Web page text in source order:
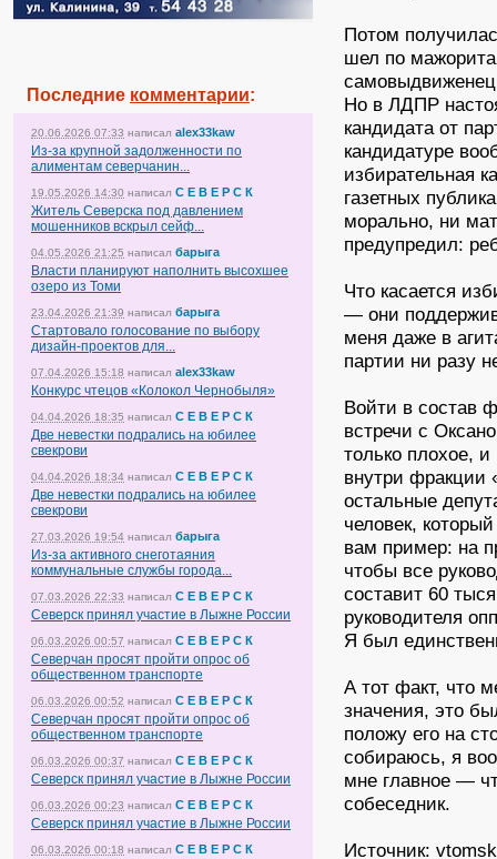
Последние комментарии:
20.06.2026 07:33 написал alex33kaw
Из-за крупной задолженности по
алиментам северчанин...
19.05.2026 14:30 написал С Е В Е Р С К
Житель Северска под давлением
мошенников вскрыл сейф...
04.05.2026 21:25 написал барыга
Власти планируют наполнить высохшее
озеро из Томи
23.04.2026 21:39 написал барыга
Стартовало голосование по выбору
дизайн-проектов для...
07.04.2026 15:18 написал alex33kaw
Конкурс чтецов «Колокол Чернобыля»
04.04.2026 18:35 написал С Е В Е Р С К
Две невестки подрались на юбилее
свекрови
04.04.2026 18:34 написал С Е В Е Р С К
Две невестки подрались на юбилее
свекрови
27.03.2026 19:54 написал барыга
Из-за активного снеготаяния
коммунальные службы города...
07.03.2026 22:33 написал С Е В Е Р С К
Северск принял участие в Лыжне России
06.03.2026 00:57 написал С Е В Е Р С К
Северчан просят пройти опрос об
общественном транспорте
06.03.2026 00:52 написал С Е В Е Р С К
Северчан просят пройти опрос об
общественном транспорте
06.03.2026 00:37 написал С Е В Е Р С К
Северск принял участие в Лыжне России
06.03.2026 00:23 написал С Е В Е Р С К
Северск принял участие в Лыжне России
06.03.2026 00:18 написал С Е В Е Р С К
Потом
шел по
Но в ЛДПР
кандидата от
кандидатуре
избирательная
газетных
морально, ни
предупредил:
Что касается
— они
меня даже в
партии ни разу
Войти в состав
встречи с
только плохое,
внутри фракции
остальные
человек,
вам пример: на
чтобы все
составит 60
руководителя
Я был
А тот факт, что
значения, это
положу его на
собираюсь, я
мне главное —
собеседник.
Источник: